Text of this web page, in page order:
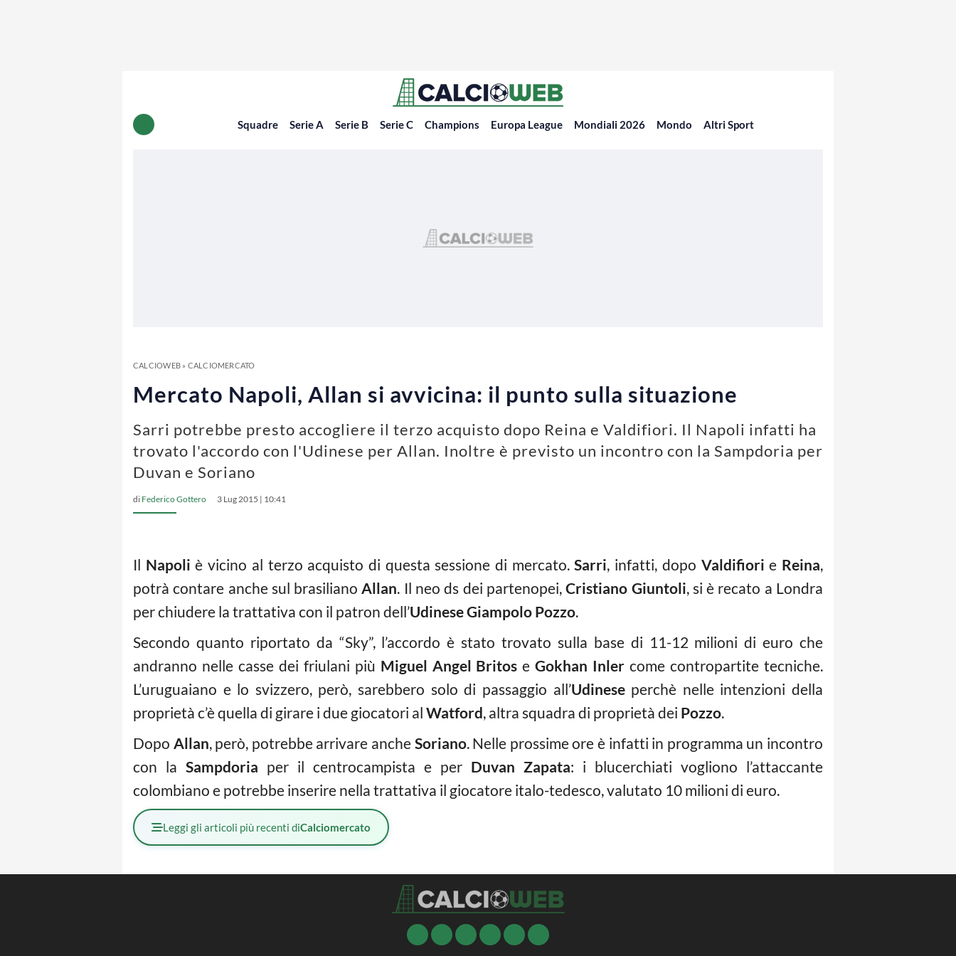
Squadre Serie A Serie B Serie C Champions Europa League Mondiali 2026 Mondo Altri Sport
CALCIOWEB» CALCIOMERCATO
Mercato Napoli, Allan si avvicina: il punto sulla situazione
Sarri potrebbe presto accogliere il terzo acquisto dopo Reina e Valdifiori. Il Napoli infatti ha
trovato l'accordo con l'Udinese per Allan. Inoltre è previsto un incontro con la Sampdoria per
Duvan e Soriano
di Federico Gottero 3 Lug 2015 | 10:41
Il Napoli è vicino al terzo acquisto di questa sessione di mercato.Sarri, infatti, dopo Valdifiori e Reina,
potrà contare anche sul brasilianoAllan. Il neo ds dei partenopei,Cristiano Giuntoli, si è recato a Londra
per chiudere la trattativa con il patron dell’Udinese Giampolo Pozzo.
Secondo quanto riportato da “Sky”, l’accordo è stato trovato sulla base di 11-12 milioni di euro che
andranno nelle casse dei friulani più Miguel Angel Britos eGokhan Inler come contropartite tecniche.
L’uruguaiano e lo svizzero, però, sarebbero solo di passaggio all’Udineseperchè nelle intenzioni della
proprietà c’è quella di girare i due giocatori al Watford, altra squadra di proprietà dei Pozzo.
Dopo Allan, però, potrebbe arrivare anche Soriano. Nelle prossime ore è infatti in programma un incontro
con la Sampdoria per il centrocampista e per Duvan Zapata: i blucerchiati vogliono l’attaccante
colombiano e potrebbe inserire nella trattativa il giocatore italo-tedesco, valutato 10 milioni di euro.
Leggi gli articoli più recenti diCalciomercato